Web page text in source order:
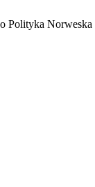
Polityka